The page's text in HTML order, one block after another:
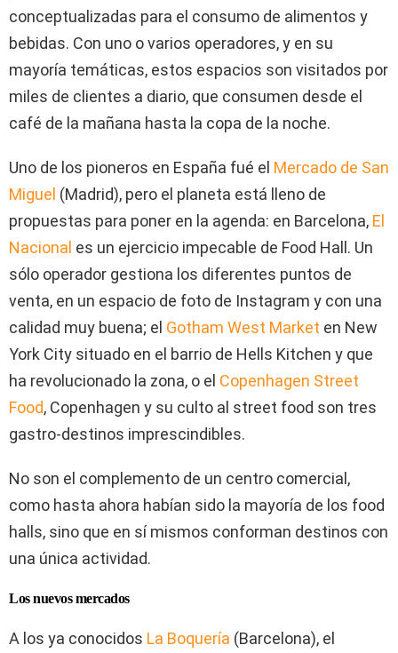
conceptualizadas para el consumo de alimentos y
bebidas. Con uno o varios operadores, y en su
mayoría temáticas, estos espacios son visitados por
miles de clientes a diario, que consumen desde el
café de la mañana hasta la copa de la noche.
Uno de los pioneros en España fué el Mercado de San
Miguel (Madrid), pero el planeta está lleno de
propuestas para poner en la agenda: en Barcelona, El
Nacional es un ejercicio impecable de Food Hall. Un
sólo operador gestiona los diferentes puntos de
venta, en un espacio de foto de Instagram y con una
calidad muy buena; el Gotham West Market en New
York City situado en el barrio de Hells Kitchen y que
ha revolucionado la zona, o el Copenhagen Street
Food, Copenhagen y su culto al street food son tres
gastro-destinos imprescindibles.
No son el complemento de un centro comercial,
como hasta ahora habían sido la mayoría de los food
halls, sino que en sí mismos conforman destinos con
una única actividad.
Los nuevos mercados
A los ya conocidos La Boquería (Barcelona), el